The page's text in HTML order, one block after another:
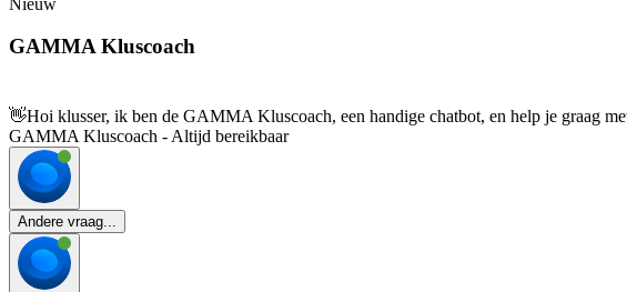
GAMMA Kluscoach
👋Hoi klusser, ik ben de GAMMA Kluscoach, een handige chatbot, en help je graag
GAMMA Kluscoach - Altijd bereikbaar
Andere vraag...